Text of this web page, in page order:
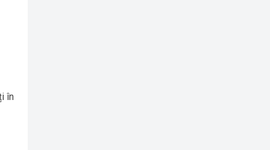
în